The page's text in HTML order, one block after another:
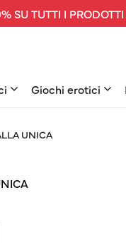
SU TUTTI I
Giochi erotici
UNICA